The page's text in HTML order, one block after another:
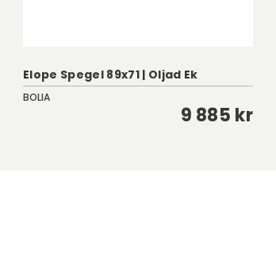
Elope Spegel 89x71 | Oljad Ek
BOLIA
9 885 kr